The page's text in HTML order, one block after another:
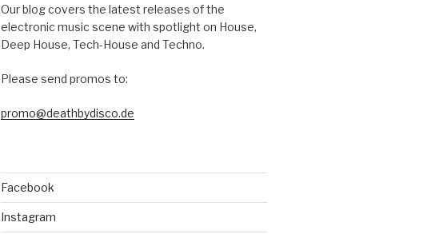
Our blog covers the latest releases of the
electronic music scene with spotlight on House,
Deep House, Tech-House and Techno.
Please send promos to:
promo@deathbydisco.de
Facebook
Instagram